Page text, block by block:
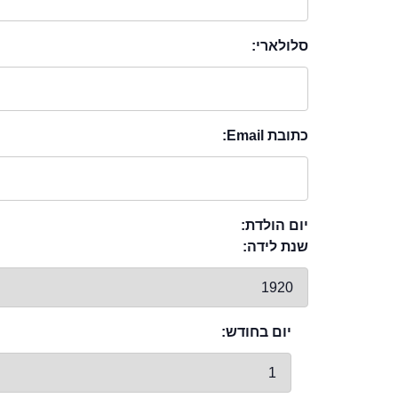
סלולארי:
כתובת Email:
יום הולדת:
שנת לידה:
יום בחודש: